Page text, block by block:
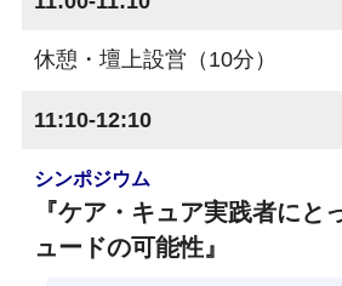
休憩・壇上設営（10分）
11:10-12:10
シンポジウム
『ケア・キュア実践者にと
ュードの可能性』